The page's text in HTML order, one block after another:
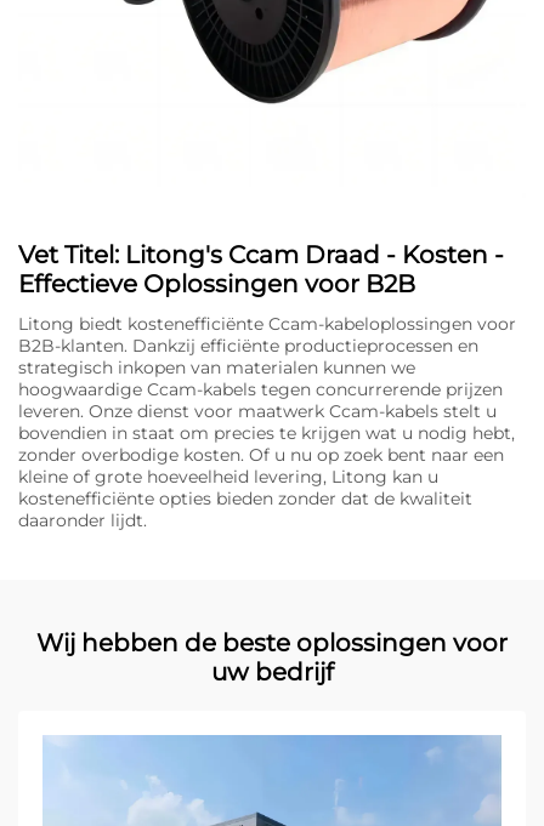
Vet Titel: Litong's Ccam Draad - Kosten -
Effectieve Oplossingen voor B2B
Litong biedt kostenefficiënte Ccam-kabeloplossingen voor
B2B-klanten. Dankzij efficiënte productieprocessen en
strategisch inkopen van materialen kunnen we
hoogwaardige Ccam-kabels tegen concurrerende prijzen
leveren. Onze dienst voor maatwerk Ccam-kabels stelt u
bovendien in staat om precies te krijgen wat u nodig hebt,
zonder overbodige kosten. Of u nu op zoek bent naar een
kleine of grote hoeveelheid levering, Litong kan u
kostenefficiënte opties bieden zonder dat de kwaliteit
daaronder lijdt.
Wij hebben de beste oplossingen voor
uw bedrijf